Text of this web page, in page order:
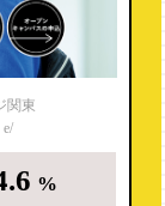
関東
%